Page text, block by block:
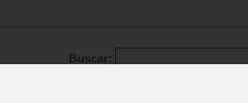
Buscar: